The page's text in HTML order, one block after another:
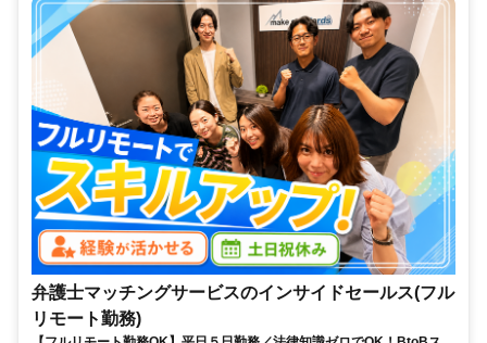
弁護士マッチングサービスのインサイドセールス(フル
リモート勤務)